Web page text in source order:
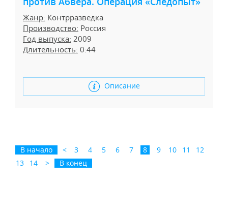
Жанр: Контрразведка
Производство: Россия
Год выпуска: 2009
Длительность: 0:44
Описание
В начало < 3 4 5 6 7 8 9 10 11
12
13
14 > В конец